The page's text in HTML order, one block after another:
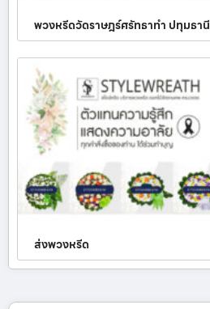
พวงหรีดวัดราษฎร์ศรัทธาทำ ปทุมธานี
ส่งพวงหรีด